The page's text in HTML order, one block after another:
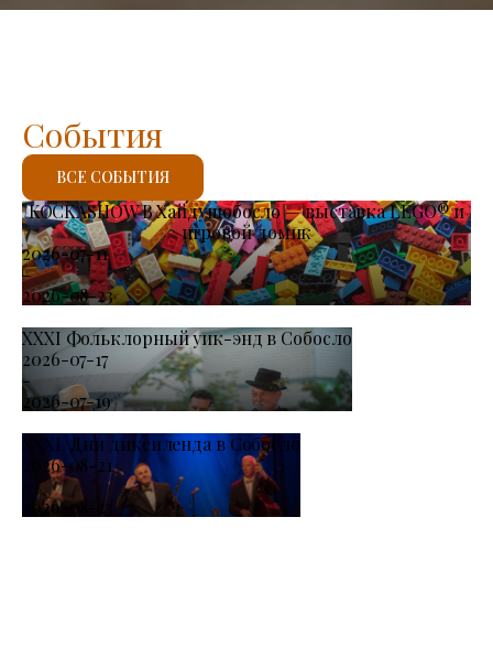
KOCKASHOW В Хайдушобосло — выставка LEGO® и
игровой домик
2026-07-11
-
2026-08-23
XXXI Фольклорный уик-энд в Собосло
2026-07-17
-
2026-07-19
XXXI. Дни диксиленда в Собосло
2026-08-21
-
2026-08-23
События
ВСЕ СОБЫТИЯ